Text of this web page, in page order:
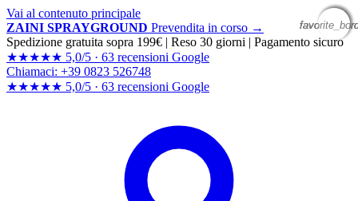
Vai al contenuto principale
ZAINI SPRAYGROUND Prevendita in corso →
Spedizione gratuita sopra 199€ | Reso 30 giorni | Pagamento sicuro
★★★★★ 5,0/5 · 63 recensioni Google
Chiamaci: +39 0823 526748
★★★★★ 5,0/5 · 63 recensioni Google